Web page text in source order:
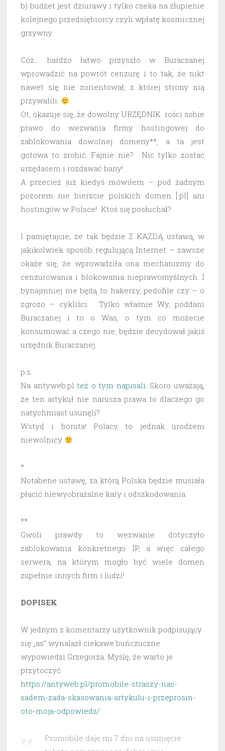
b) budżet jest dziurawy i tylko czeka na złupienie
kolejnego przedsiębiorcy czyli wpłatę kosmicznej
grzywny.
Cóż… bardzo łatwo przyszło w Buraczanej
wprowadzić na powrót cenzurę i to tak, że nikt
nawet się nie zorientował, z której strony nią
przywalili.
Ot, okazuje się, że dowolny URZĘDNIK rości sobie
prawo do wezwania firmy hostingowej do
zablokowania dowolnej domeny**, a ta jest
gotowa to zrobić. Fajnie nie? Nic tylko zostać
urzędasem i rozdawać bany!
A przecież już kiedyś mówiłem – pod żadnym
pozorem nie bierzcie polskich domen [.pl] ani
hostingów w Polsce! Ktoś się posłuchał?
I pamiętajcie, że tak będzie Z KAŻDĄ ustawą, w
jakikolwiek sposób regulującą Internet – zawsze
okaże się, że wprowadziła ona mechanizmy do
cenzurowania i blokowania nieprawomyślnych. I
bynajmniej nie będą to hakerzy, pedofile czy – o
zgrozo – cykliści. Tylko właśnie Wy, poddani
Buraczanej i to o Was, o tym co możecie
konsumować a czego nie, będzie decydował jakiś
urzędnik Buraczanej.
p.s.
Na antyweb.plteż o tym napisali. Skoro uważają,
że ten artykuł nie narusza prawa to dlaczego go
natychmiast usunęli?
Wstyd i boruta! Polacy to jednak urodzeni
niewolnicy
*
Notabene ustawę, za którą Polska będzie musiała
płacić niewyobrażalne kary i odszkodowania.
**
Gwoli prawdy to wezwanie dotyczyło
zablokowania konkretnego IP, a więc całego
serwera, na którym mogło być wiele domen
zupełnie innych firm i ludzi!
DOPISEK
W jednym z komentarzy użytkownik podpisujący
się „as” wynalazł ciekawe buńczuczne
wypowiedzi Grzegorza. Myślę, że warto je
przytoczyć:
https://antyweb.pl/promobile-straszy-nas-
sadem-zada-skasowania-artykulu-i-przeprosin-
oto-moja-odpowiedz/
Promobile daje mi 7 dni na usunięcie